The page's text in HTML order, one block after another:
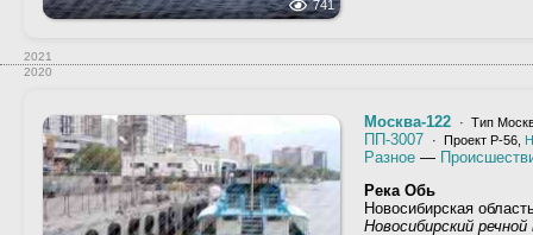
741
2021
2020
Москва-122 · Тип
ПП-3007 · Проект Р-56,
Разное —
Река Обь
Новосибирская
Новосибирский речной